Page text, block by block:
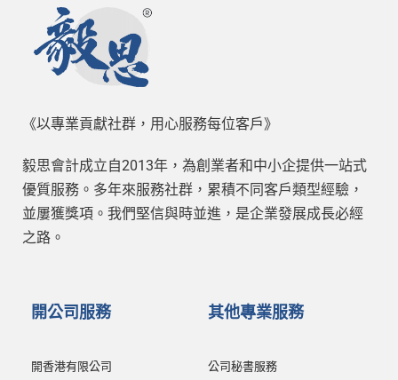
《以專業貢獻社群，用心服務每位客戶》
毅思會計成立自2013年，為創業者和中小企提供一站式
優質服務。多年來服務社群，累積不同客戶類型經驗，
並屢獲獎項。我們堅信與時並進，是企業發展成長必經
之路。
開公司服務
開香港有限公司
其他專業服務
公司秘書服務